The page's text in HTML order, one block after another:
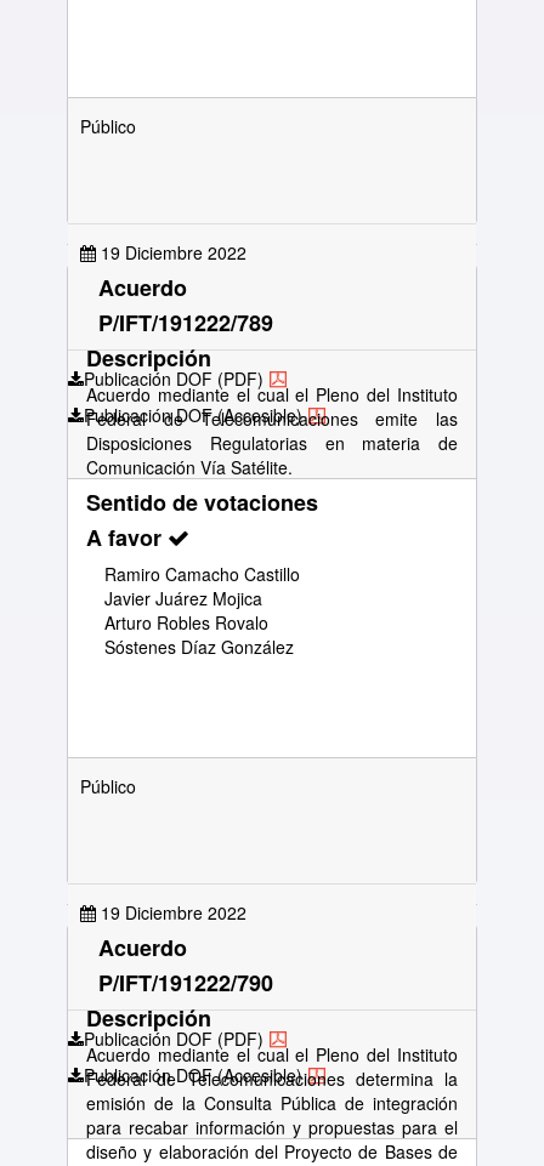
Público
19 Diciembre 2022
Publicación DOF (PDF)
Publicación DOF (Accesible)
Acuerdo
P/IFT/191222/789
Descripción
Acuerdo mediante el cual el Pleno del Instituto
Federal de Telecomunicaciones emite las
Disposiciones Regulatorias en materia de
Comunicación Vía Satélite.
Sentido de votaciones
A favor
Ramiro Camacho Castillo
Javier Juárez Mojica
Arturo Robles Rovalo
Sóstenes Díaz González
Público
19 Diciembre 2022
Publicación DOF (PDF)
Publicación DOF (Accesible)
Acuerdo
P/IFT/191222/790
Descripción
Acuerdo mediante el cual el Pleno del Instituto
Federal de Telecomunicaciones determina la
emisión de la Consulta Pública de integración
para recabar información y propuestas para el
diseño y elaboración del Proyecto de Bases de